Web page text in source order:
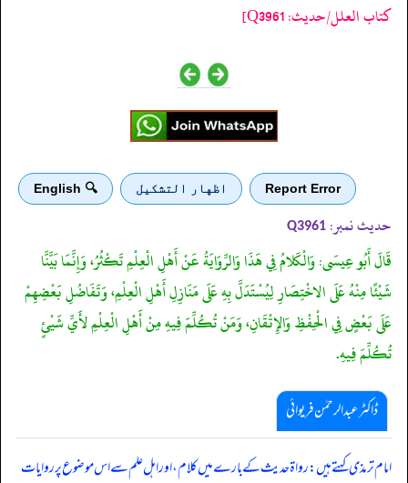
کتاب العلل/حدیث: Q3961]
Report Error اظهار التشكيل 🔍 English
حدیث نمبر: Q3961
قَالَ أَبُو عِيسَى: وَالْكَلامُ فِي هَذَا وَالرِّوَايَةُ عَنْ أَهْلِ الْعِلْمِ تَكْثُرُ، وَإِنَّمَا بَيَّنَّا
شَيْئًا مِنْهُ عَلَى الاخْتِصَارِ لِيُسْتَدَلَّ بِهِ عَلَى مَنَازِلِ أَهْلِ الْعِلْمِ، وَتَفَاضُلِ بَعْضِهِمْ
عَلَى بَعْضٍ فِي الْحِفْظِ وَالإِتْقَانِ، وَمَنْ تُكُلِّمَ فِيهِ مِنْ أَهْلِ الْعِلْمِ لأَيِّ شَيْئٍ
تُكُلِّمَ فِيهِ.
ڈاکٹر عبدالرحمٰن فریوائی
‏‏‏‏ امام ترمذی کہتے ہیں: رواۃ حدیث کے بارے میں کلام، اور اہل علم سے اس موضوع پر روایات